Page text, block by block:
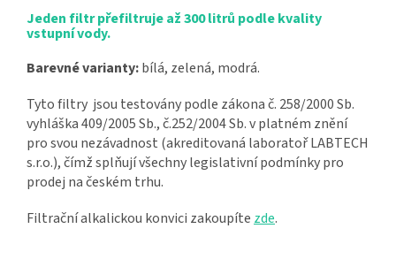
Jeden filtr přefiltruje až 300 litrů podle kvality
vstupní vody.
Barevné varianty:bílá, zelená, modrá.
Tytofiltry jsou testovány podle zákona č. 258/2000 Sb.
vyhláška 409/2005 Sb., č.252/2004 Sb. v platném znění
pro svou nezávadnost (akreditovaná laboratoř LABTECH
s.r.o.), čímž splňují všechny legislativní podmínky pro
prodej na českém trhu.
Filtrační alkalickou konvici zakoupíte zde.